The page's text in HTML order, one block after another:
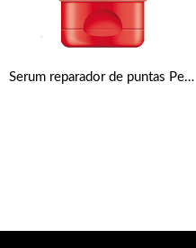
Serum reparador de puntas Peptide Repair Rescue de Schwarzkopf Professional BC Bonacure